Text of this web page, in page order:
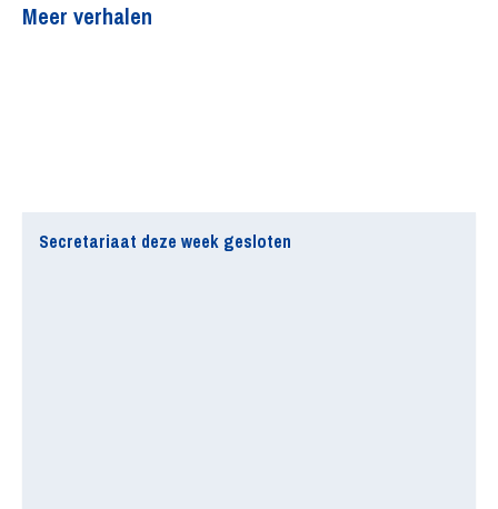
Meer verhalen
Secretariaat deze week gesloten